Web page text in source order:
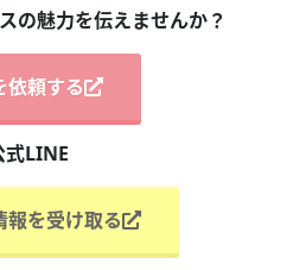
の魅力を伝えませんか？
依頼する
式LINE
報を受け取る